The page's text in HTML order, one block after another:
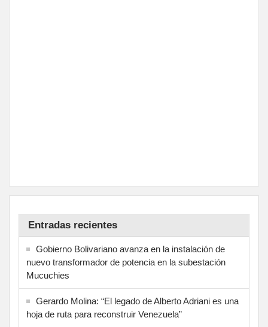
Entradas recientes
Gobierno Bolivariano avanza en la instalación de
nuevo transformador de potencia en la subestación
Mucuchies
Gerardo Molina: “El legado de Alberto Adriani es una
hoja de ruta para reconstruir Venezuela”